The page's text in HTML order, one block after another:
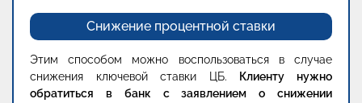
Снижение процентной ставки
Этим способом можно воспользоваться в случае
снижения ключевой ставки ЦБ. Клиенту нужно
обратиться в банк с заявлением о снижении